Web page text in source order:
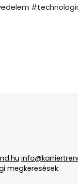
megkeresések: